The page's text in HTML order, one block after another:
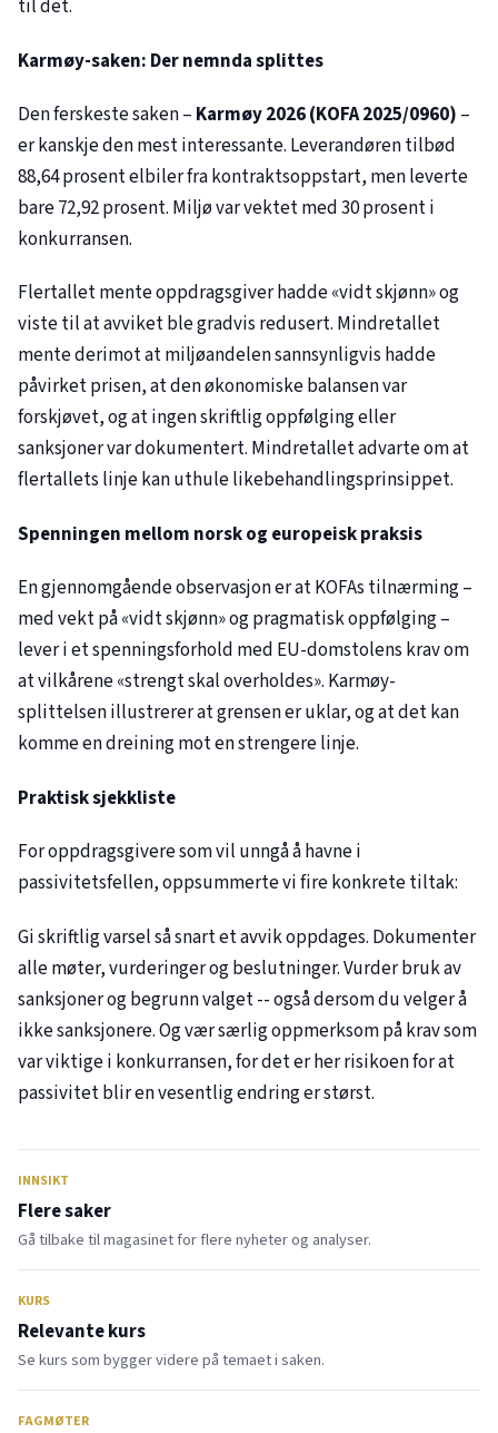
til det.
Karmøy-saken: Der nemnda splittes
Den ferskeste saken – Karmøy 2026 (KOFA2025/0960) –
er kanskje den mest interessante. Leverandøren tilbød
88,64 prosent elbiler fra kontraktsoppstart, men leverte
bare 72,92 prosent. Miljø var vektet med 30 prosent i
konkurransen.
Flertallet mente oppdragsgiver hadde «vidt skjønn» og
viste til at avviket ble gradvis redusert. Mindretallet
mente derimot at miljøandelen sannsynligvis hadde
påvirket prisen, at den økonomiske balansen var
forskjøvet, og at ingen skriftlig oppfølging eller
sanksjoner var dokumentert. Mindretallet advarte om at
flertallets linje kan uthule likebehandlingsprinsippet.
Spenningen mellom norsk og europeisk praksis
En gjennomgående observasjon er at KOFAs tilnærming –
med vekt på «vidt skjønn» og pragmatisk oppfølging –
lever i et spenningsforhold med EU-domstolens krav om
at vilkårene «strengt skal overholdes». Karmøy-
splittelsen illustrerer at grensen er uklar, og at det kan
komme en dreining mot en strengere linje.
Praktisk sjekkliste
For oppdragsgivere som vil unngå å havne i
passivitetsfellen, oppsummerte vi fire konkrete tiltak:
Gi skriftlig varsel så snart et avvik oppdages. Dokumenter
alle møter, vurderinger og beslutninger. Vurder bruk av
sanksjoner og begrunn valget -- også dersom du velger å
ikke sanksjonere. Og vær særlig oppmerksom på krav som
var viktige i konkurransen, for det er her risikoen for at
passivitet blir en vesentlig endring er størst.
INNSIKT
Flere saker
Gå tilbake til magasinet for flere nyheter og analyser.
KURS
Relevante kurs
Se kurs som bygger videre på temaet i saken.
FAGMØTER